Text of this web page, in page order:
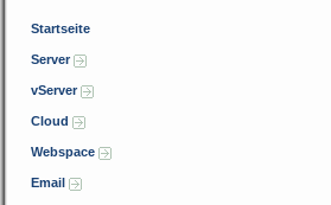
Startseite
Server
vServer
Cloud
Webspace
Email